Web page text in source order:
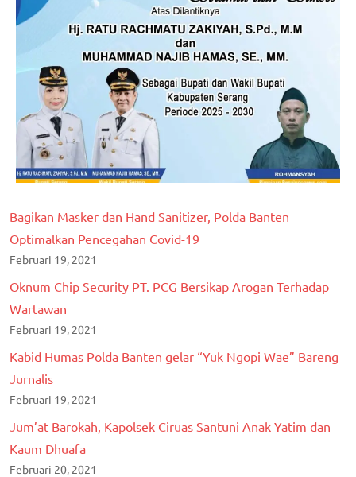
Bagikan Masker dan Hand Sanitizer, Polda Banten
Optimalkan Pencegahan Covid-19
Februari 19, 2021
Oknum Chip Security PT. PCG Bersikap Arogan Terhadap
Wartawan
Februari 19, 2021
Kabid Humas Polda Banten gelar “Yuk Ngopi Wae” Bareng
Jurnalis
Februari 19, 2021
Jum’at Barokah, Kapolsek Ciruas Santuni Anak Yatim dan
Kaum Dhuafa
Februari 20, 2021